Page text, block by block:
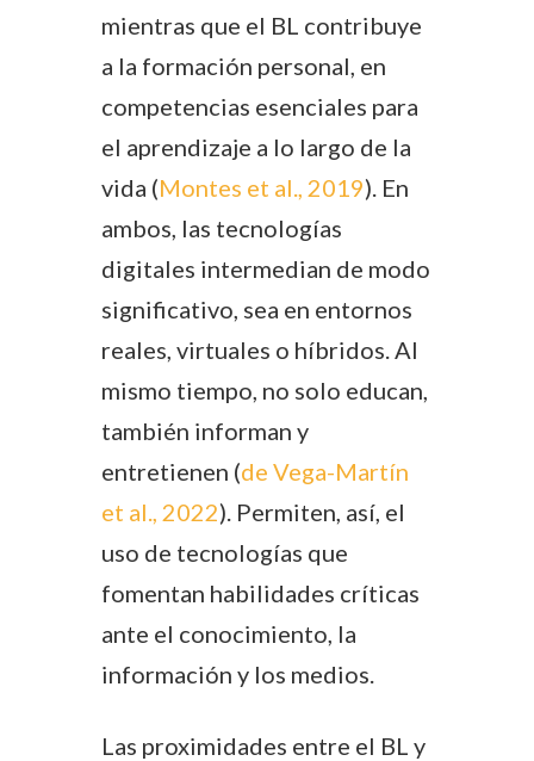
mientras que el BL contribuye
a la formación personal, en
competencias esenciales para
el aprendizaje a lo largo de la
vida (Montes et al., 2019). En
ambos, las tecnologías
digitales intermedian de modo
significativo, sea en entornos
reales, virtuales o híbridos. Al
mismo tiempo, no solo educan,
también informan y
entretienen (de Vega-Martín
et al., 2022). Permiten, así, el
uso de tecnologías que
fomentan habilidades críticas
ante el conocimiento, la
información y los medios.
Las proximidades entre el BL y